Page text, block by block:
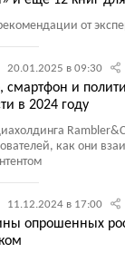
от
20.01.2025 в 09:30
смартфон и
в 2024 году
как они
11.12.2024 в 17:00
опрошенных